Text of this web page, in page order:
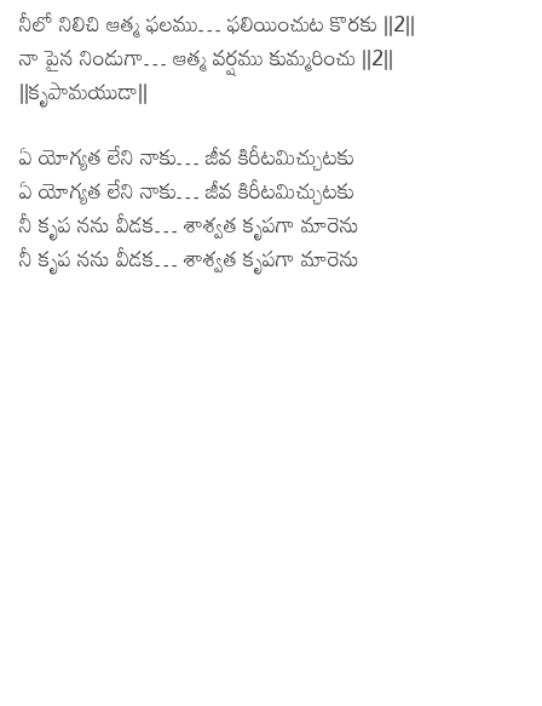
నీలో నిలిచి ఆత్మ ఫలము… ఫలియించుట కొరకు ||2||
నా పైన నిండుగా… ఆత్మ వర్షము కుమ్మరించు ||2||
||కృపామయుడా||
ఏ యోగ్యత లేని నాకు… జీవ కిరీటమిచ్చుటకు
ఏ యోగ్యత లేని నాకు… జీవ కిరీటమిచ్చుటకు
నీ కృప నను వీడక… శాశ్వత కృపగా మారెను
నీ కృప నను వీడక… శాశ్వత కృపగా మారెను